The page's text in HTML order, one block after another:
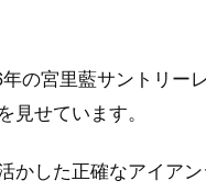
の宮里藍サントリー
見せています。
かした正確なアイア